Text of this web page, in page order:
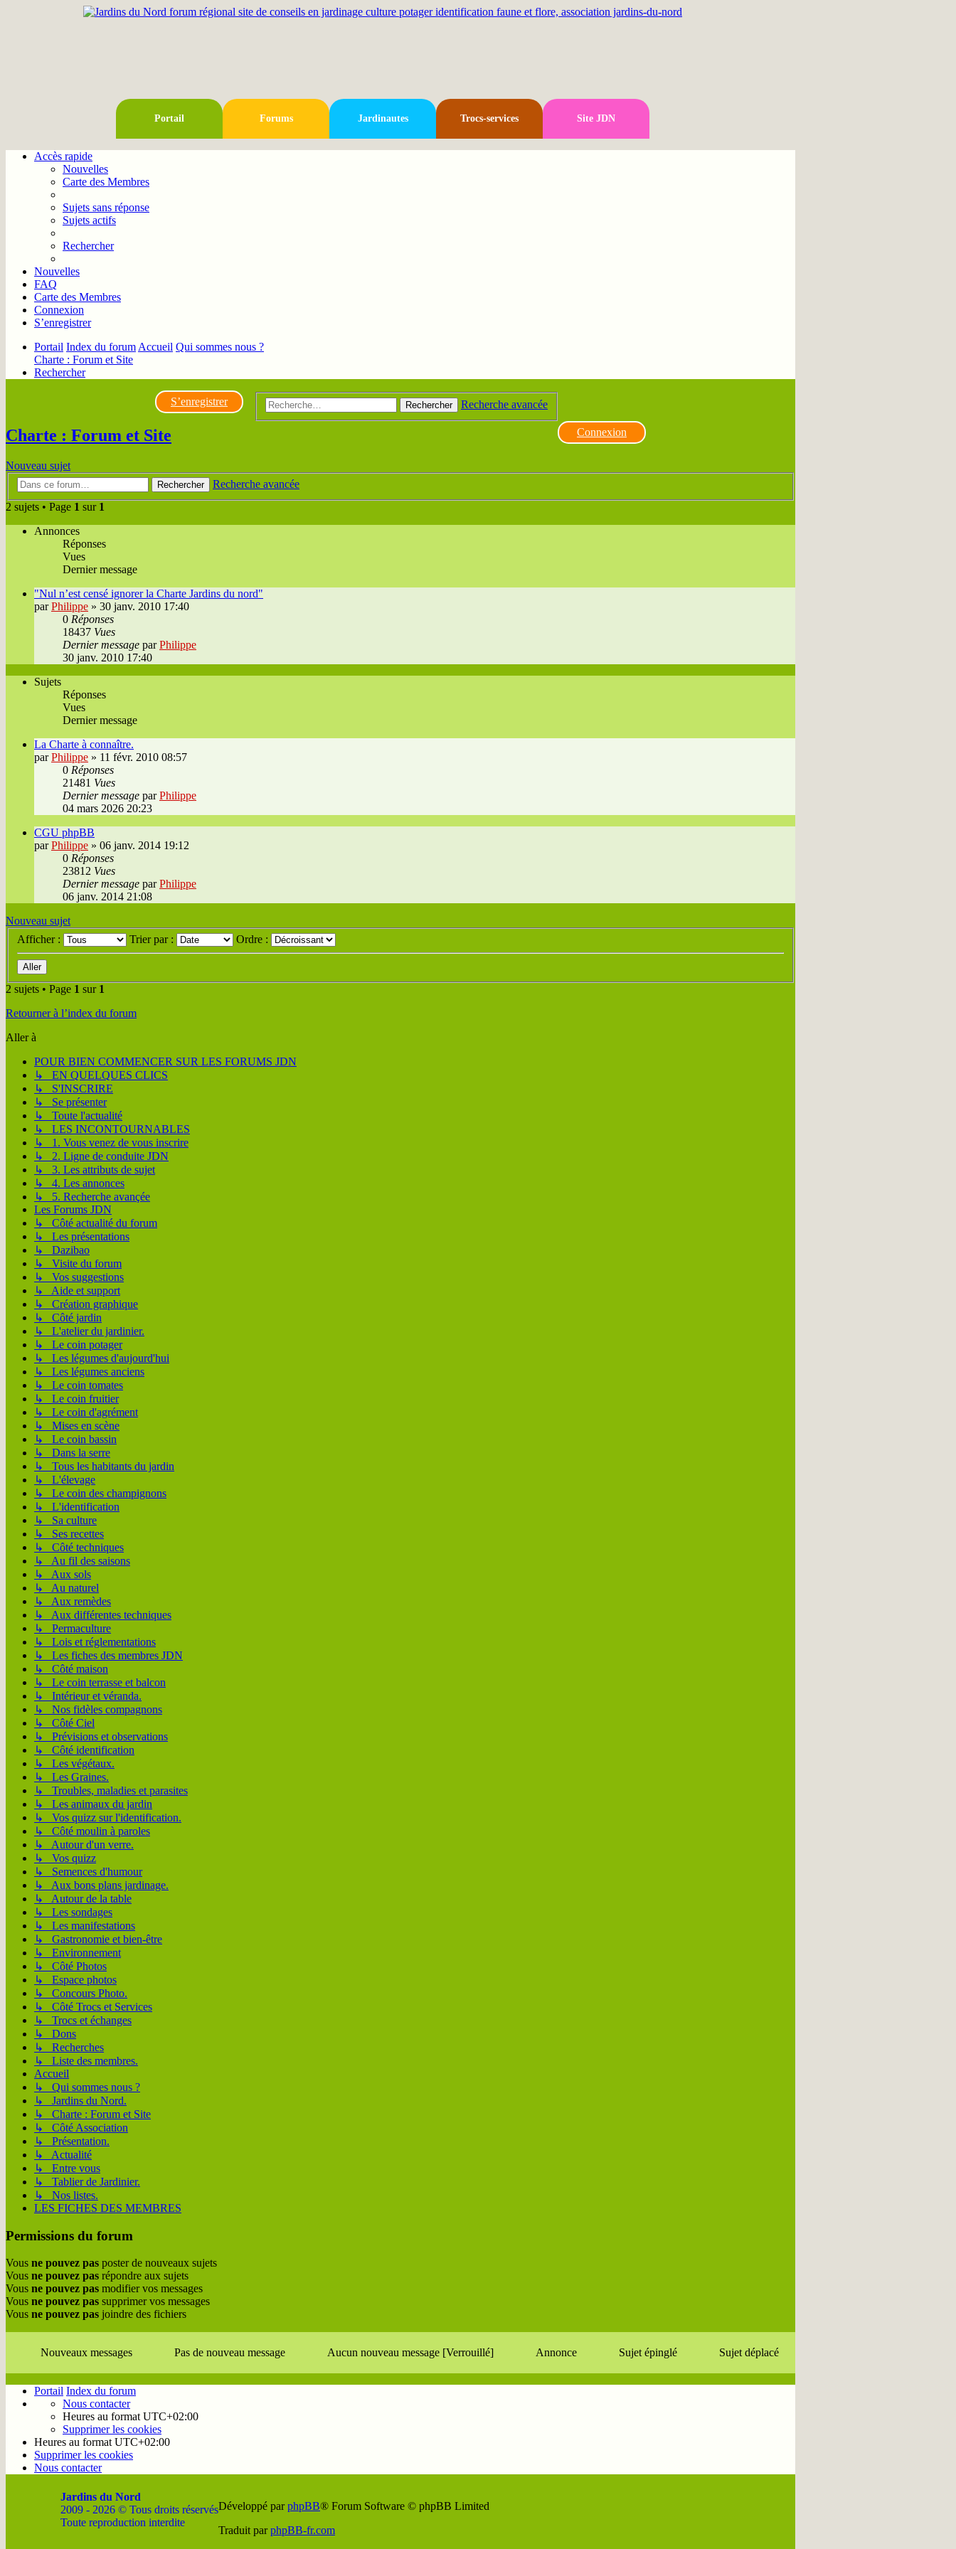
Portail Forums Jardinautes Trocs-services Site JDN
Accès rapide
Nouvelles
Carte des Membres
Sujets sans réponse
Sujets actifs
Rechercher
Nouvelles
FAQ
Carte des Membres
Connexion
S’enregistrer
Portail Index du forum Accueil Qui sommes nous ?
Charte : Forum et Site
Rechercher
S’enregistrer Rechercher Recherche avancée
Connexion
Charte : Forum et Site
Nouveau sujet
Rechercher
Recherche avancée
2 sujets • Page 1 sur 1
Annonces
Réponses
Vues
Dernier message
"Nul n’est censé ignorer la Charte Jardins du nord"
parPhilippe » 30 janv. 2010 17:40
0 Réponses
18437 Vues
Dernier message parPhilippe
30 janv. 2010 17:40
Sujets
Réponses
Vues
Dernier message
La Charte à connaître.
parPhilippe » 11 févr. 2010 08:57
0 Réponses
21481 Vues
Dernier message parPhilippe
04 mars 2026 20:23
CGU phpBB
parPhilippe » 06 janv. 2014 19:12
0 Réponses
23812 Vues
Dernier message parPhilippe
06 janv. 2014 21:08
Nouveau sujet
Afficher :
Trier par : Ordre :
2 sujets • Page 1 sur 1
Retourner à l’index du forum
Aller à
POUR BIEN COMMENCER SUR LES FORUMS JDN
↳ EN QUELQUES CLICS
↳ S'INSCRIRE
↳ Se présenter
↳ Toute l'actualité
↳ LES INCONTOURNABLES
↳ 1. Vous venez de vous inscrire
↳ 2. Ligne de conduite JDN
↳ 3. Les attributs de sujet
↳ 4. Les annonces
↳ 5. Recherche avançée
Les Forums JDN
↳ Côté actualité du forum
↳ Les présentations
↳ Dazibao
↳ Visite du forum
↳ Vos suggestions
↳ Aide et support
↳ Création graphique
↳ Côté jardin
↳ L'atelier du jardinier.
↳ Le coin potager
↳ Les légumes d'aujourd'hui
↳ Les légumes anciens
↳ Le coin tomates
↳ Le coin fruitier
↳ Le coin d'agrément
↳ Mises en scène
↳ Le coin bassin
↳ Dans la serre
↳ Tous les habitants du jardin
↳ L'élevage
↳ Le coin des champignons
↳ L'identification
↳ Sa culture
↳ Ses recettes
↳ Côté techniques
↳ Au fil des saisons
↳ Aux sols
↳ Au naturel
↳ Aux remèdes
↳ Aux différentes techniques
↳ Permaculture
↳ Lois et réglementations
↳ Les fiches des membres JDN
↳ Côté maison
↳ Le coin terrasse et balcon
↳ Intérieur et véranda.
↳ Nos fidèles compagnons
↳ Côté Ciel
↳ Prévisions et observations
↳ Côté identification
↳ Les végétaux.
↳ Les Graines.
↳ Troubles, maladies et parasites
↳ Les animaux du jardin
↳ Vos quizz sur l'identification.
↳ Côté moulin à paroles
↳ Autour d'un verre.
↳ Vos quizz
↳ Semences d'humour
↳ Aux bons plans jardinage.
↳ Autour de la table
↳ Les sondages
↳ Les manifestations
↳ Gastronomie et bien-être
↳ Environnement
↳ Côté Photos
↳ Espace photos
↳ Concours Photo.
↳ Côté Trocs et Services
↳ Trocs et échanges
↳ Dons
↳ Recherches
↳ Liste des membres.
Accueil
↳ Qui sommes nous ?
↳ Jardins du Nord.
↳ Charte : Forum et Site
↳ Côté Association
↳ Présentation.
↳ Actualité
↳ Entre vous
↳ Tablier de Jardinier.
↳ Nos listes.
LES FICHES DES MEMBRES
Permissions du forum
Vous ne pouvez pas poster de nouveaux sujets
Vous ne pouvez pas répondre aux sujets
Vous ne pouvez pas modifier vos messages
Vous ne pouvez pas supprimer vos messages
Vous ne pouvez pas joindre des fichiers
Nouveaux messages Pas de nouveau message Aucun nouveau message [Verrouillé] Annonce Sujet épinglé Sujet déplacé
Portail Index du forum
Nous contacter
Heures au formatUTC+02:00
Supprimer les cookies
Heures au formatUTC+02:00
Supprimer les cookies
Nous contacter
Jardins du Nord
2009 - 2026 © Tous droits réservés
Toute reproduction interdite
Développé parphpBB® Forum Software © phpBB Limited
Traduit parphpBB-fr.com